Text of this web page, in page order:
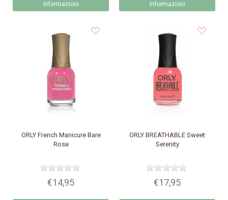
Informazioni Informazioni
ORLYFrench Manicure Bare
Rose
€14,95
ORLY BREATHABLE Sweet
Serenity
€17,95